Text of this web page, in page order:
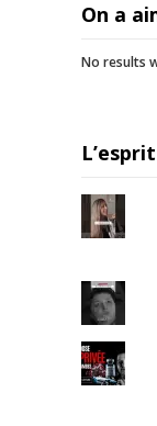
On a
No results